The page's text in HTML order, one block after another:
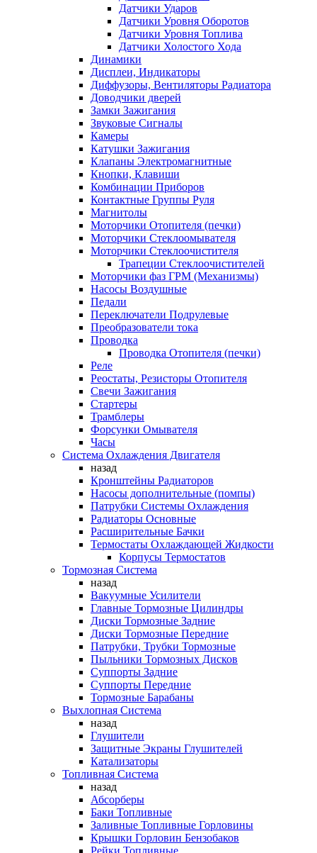
Датчики Ударов
Датчики Уровня Оборотов
Датчики Уровня Топлива
Датчики Холостого Хода
Динамики
Дисплеи, Индикаторы
Диффузоры, Вентиляторы Радиатора
Доводчики дверей
Замки Зажигания
Звуковые Сигналы
Камеры
Катушки Зажигания
Клапаны Электромагнитные
Кнопки, Клавиши
Комбинации Приборов
Контактные Группы Руля
Магнитолы
Моторчики Отопителя (печки)
Моторчики Стеклоомывателя
Моторчики Стеклоочистителя
Трапеции Стеклоочистителей
Моторчики фаз ГРМ (Механизмы)
Насосы Воздушные
Педали
Переключатели Подрулевые
Преобразователи тока
Проводка
Проводка Отопителя (печки)
Реле
Реостаты, Резисторы Отопителя
Свечи Зажигания
Стартеры
Трамблеры
Форсунки Омывателя
Часы
Система Охлаждения Двигателя
назад
Кронштейны Радиаторов
Насосы дополнительные (помпы)
Патрубки Системы Охлаждения
Радиаторы Основные
Расширительные Бачки
Термостаты Охлаждающей Жидкости
Корпусы Термостатов
Тормозная Система
назад
Вакуумные Усилители
Главные Тормозные Цилиндры
Диски Тормозные Задние
Диски Тормозные Передние
Патрубки, Трубки Тормозные
Пыльники Тормозных Дисков
Суппорты Задние
Суппорты Передние
Тормозные Барабаны
Выхлопная Система
назад
Глушители
Защитные Экраны Глушителей
Катализаторы
Топливная Система
назад
Абсорберы
Баки Топливные
Заливные Топливные Горловины
Крышки Горловин Бензобаков
Рейки Топливные